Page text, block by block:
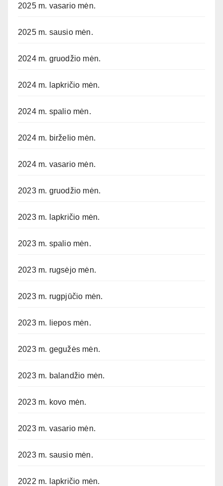
2025 m. vasario mėn.
2025 m. sausio mėn.
2024 m. gruodžio mėn.
2024 m. lapkričio mėn.
2024 m. spalio mėn.
2024 m. birželio mėn.
2024 m. vasario mėn.
2023 m. gruodžio mėn.
2023 m. lapkričio mėn.
2023 m. spalio mėn.
2023 m. rugsėjo mėn.
2023 m. rugpjūčio mėn.
2023 m. liepos mėn.
2023 m. gegužės mėn.
2023 m. balandžio mėn.
2023 m. kovo mėn.
2023 m. vasario mėn.
2023 m. sausio mėn.
2022 m. lapkričio mėn.